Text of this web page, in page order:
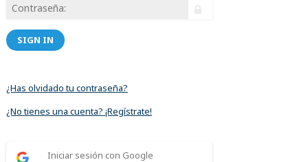
SIGN IN
¿Has olvidado tu contraseña?
¿No tienes una cuenta? ¡Regístrate!
Iniciar sesión con Google